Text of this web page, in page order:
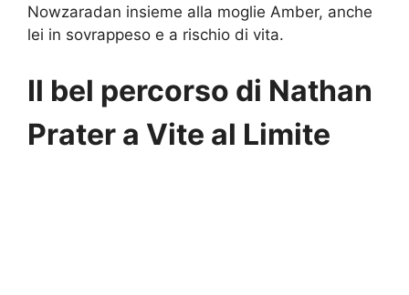
Nowzaradan insieme alla moglie Amber, anche
lei in sovrappeso e a rischio di vita.
Il bel percorso di Nathan
Prater a Vite al Limite